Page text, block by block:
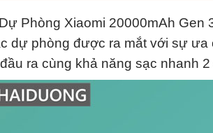
Phòng Xiaomi 20000mAh Gen
dự phòng được ra mắt với sự
ra cùng khả năng sạc nhanh 2